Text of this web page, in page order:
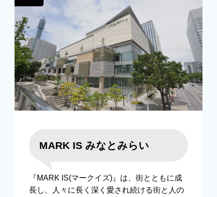
MARK IS みなとみらい
『MARK IS(マークイズ)』は、街とともに成
長し、人々に長く深く愛され続ける街と人の